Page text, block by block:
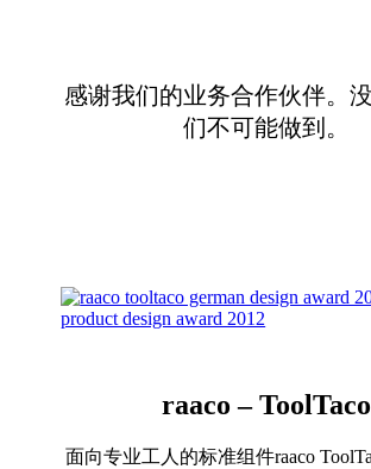
感谢我们的业务合作伙伴。
们不可能做到。
raaco – ToolTaco
面向专业工人的标准组件raaco